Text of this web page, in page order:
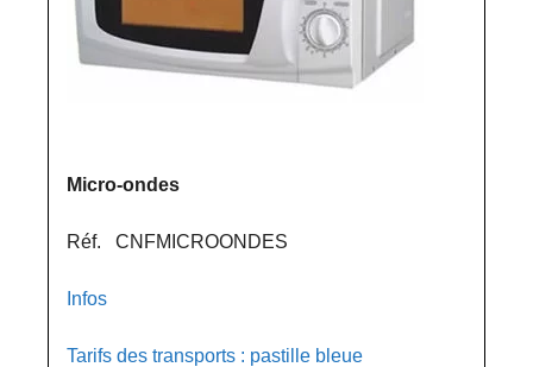
Micro-ondes
Réf. CNFMICROONDES
Infos
Tarifs des transports : pastille bleue